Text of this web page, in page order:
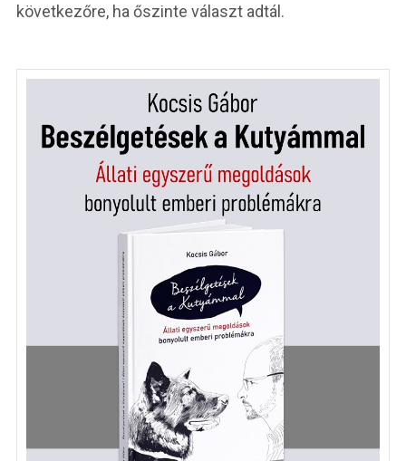
következőre, ha őszinte választ adtál.